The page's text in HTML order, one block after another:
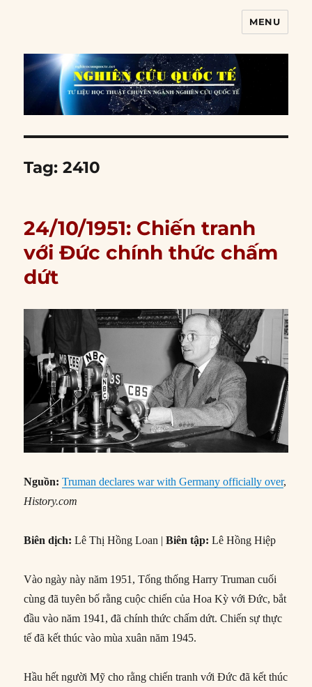
MENU
Tag:2410
24/10/1951: Chiến tranh
với Đức chính thức chấm
dứt
Nguồn: Truman declares war with Germany officially over,
History.com
Biên dịch: Lê Thị Hồng Loan |Biên tập: Lê Hồng Hiệp
Vào ngày này năm 1951, Tổng thống Harry Truman cuối
cùng đã tuyên bố rằng cuộc chiến của Hoa Kỳ với Đức, bắt
đầu vào năm 1941, đã chính thức chấm dứt. Chiến sự thực
tế đã kết thúc vào mùa xuân năm 1945.
Hầu hết người Mỹ cho rằng chiến tranh với Đức đã kết thúc